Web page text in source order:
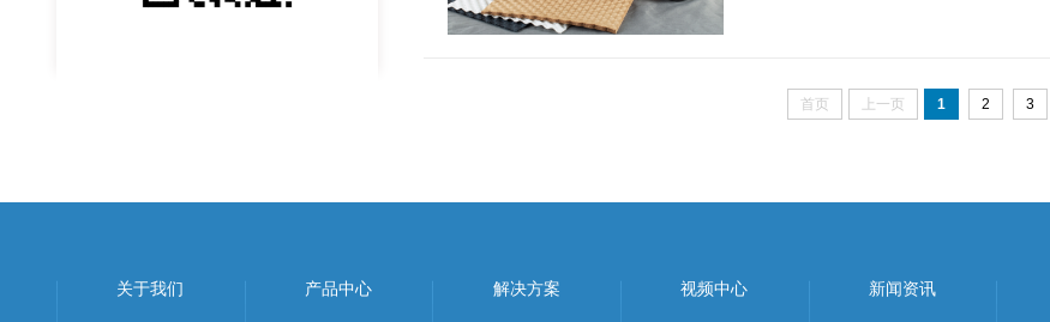
首页 上一页 1 2 3
关于我们 产品中心 解决方案 视频中心 新闻资讯